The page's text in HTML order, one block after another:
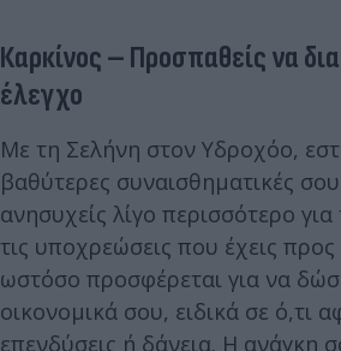
Καρκίνος – Προσπαθείς να
έλεγχο
Με τη Σελήνη στον Υδροχόο,
βαθύτερες συναισθηματικές
ανησυχείς λίγο περισσότερο για
τις υποχρεώσεις που έχεις
ωστόσο προσφέρεται για να
οικονομικά σου, ειδικά σε ό,τι
επενδύσεις ή δάνεια. Η ανάγκη